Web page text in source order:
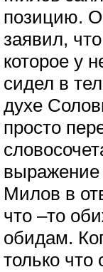
позицию.
заявил,
которое у
сидел в
духе
просто
выражение
Милов в
что –то
обидам.
только что